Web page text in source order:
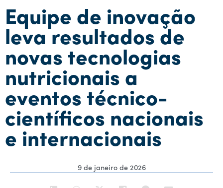
Equipe de inovação
leva resultados de
novas tecnologias
nutricionais a
eventos técnico-
científicos nacionais
e internacionais
9 de janeiro de 2026